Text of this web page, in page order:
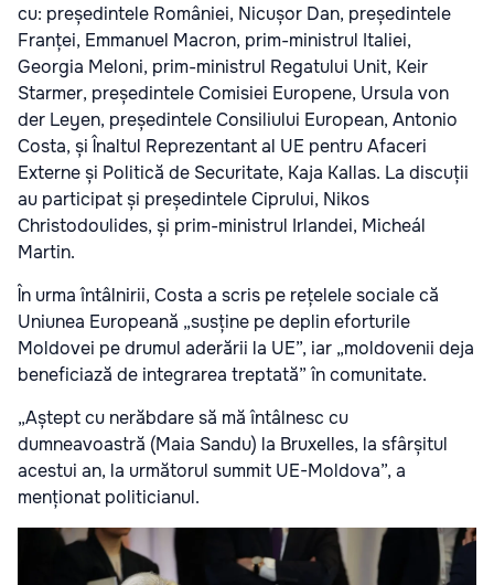
cu: președintele României, Nicușor Dan, președintele
Franței, Emmanuel Macron, prim-ministrul Italiei,
Georgia Meloni, prim-ministrul Regatului Unit, Keir
Starmer, președintele Comisiei Europene, Ursula von
der Leyen, președintele Consiliului European, Antonio
Costa, și Înaltul Reprezentant al UE pentru Afaceri
Externe și Politică de Securitate, Kaja Kallas. La discuții
au participat și președintele Ciprului, Nikos
Christodoulides, și prim-ministrul Irlandei, Micheál
Martin.
În urma întâlnirii, Costa a scris pe rețelele sociale că
Uniunea Europeană „susține pe deplin eforturile
Moldovei pe drumul aderării la UE”, iar „moldovenii deja
beneficiază de integrarea treptată” în comunitate.
„Aștept cu nerăbdare să mă întâlnesc cu
dumneavoastră (Maia Sandu) la Bruxelles, la sfârșitul
acestui an, la următorul summit UE-Moldova”, a
menționat politicianul.